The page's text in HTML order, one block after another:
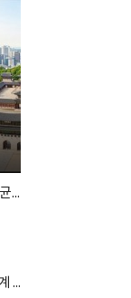
한국, 실질자산 55%↑ 세계 1위… 증시 폭락, ‘평균의 착시’와 부의 유동성 위기
일론 머스크, 조만장자 탈락…제프 베이조스 세계 3위 탈환